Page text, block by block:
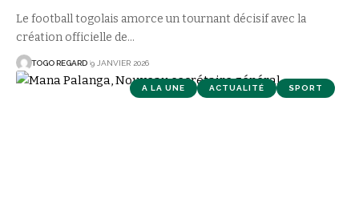
Le football togolais amorce un tournant décisif avec la
création officielle de…
TOGO REGARD 9 JANVIER 2026
A LA UNE ACTUALITÉ SPORT